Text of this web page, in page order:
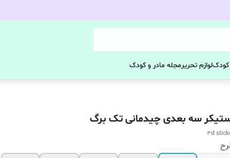
کودکلوازم تحریرمجله مادر و کودک
سه بعدی چیدمانی تک برگ
3d